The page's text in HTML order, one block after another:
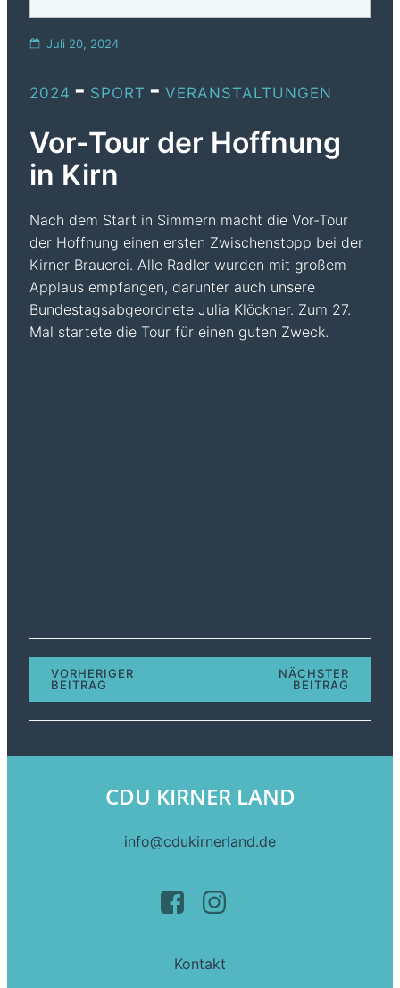
Juli 20, 2024
2024 - SPORT - VERANSTALTUNGEN
Vor-Tour der Hoffnung
in Kirn
Nach dem Start in Simmern macht die Vor-Tour
der Hoffnung einen ersten Zwischenstopp bei der
Kirner Brauerei. Alle Radler wurden mit großem
Applaus empfangen, darunter auch unsere
Bundestagsabgeordnete Julia Klöckner. Zum 27.
Mal startete die Tour für einen guten Zweck.
VORHERIGER
BEITRAG
NÄCHSTER
BEITRAG
CDU KIRNER LAND
info@cdukirnerland.de
Kontakt